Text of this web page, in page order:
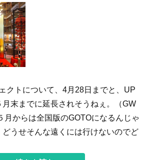
クトについて、4月28日までと、UP
月末までに延長されそうねぇ。（GW
月からは全国版のGOTOになるんじゃ
うせそんな遠くには行けないのでど